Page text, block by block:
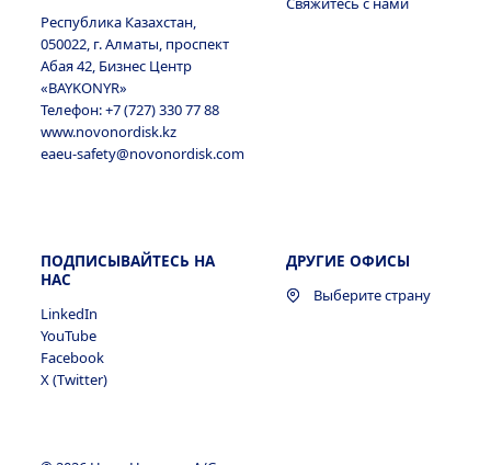
Республика Казахстан,
050022, г. Алматы, проспект
Абая 42, Бизнес Центр
«BAYKONYR»
Телефон: +7 (727) 330 77 88
www.novonordisk.kz
eaeu-safety@novonordisk.com
ПОДПИСЫВАЙТЕСЬ НА
НАС
LinkedIn
YouTube
Facebook
X (Twitter)
ДРУГИЕ ОФИСЫ
Выберите страну